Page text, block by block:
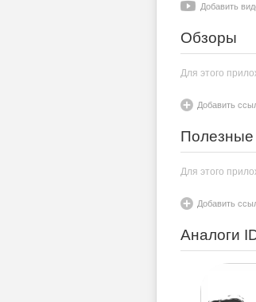
Добавить
Обзоры
Для этого
Добавить
Полезные
Для этого
Добавить
Аналоги